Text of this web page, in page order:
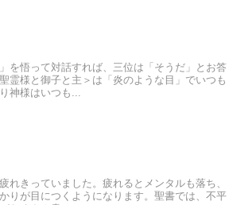
を悟って対話すれば、三位は「そうだ」とお答
霊様と御子と主＞は「炎のような目」でいつも
神様はいつも...
きっていました。疲れるとメンタルも落ち、
りが目につくようになります。聖書では、不平